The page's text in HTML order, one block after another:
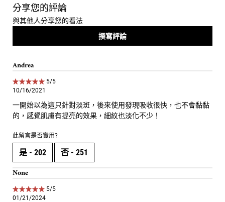
分享您的評論
與其他人分享您的看法
撰寫評論
Andrea
5 out of 5 stars.
5/5
10/16/2021
一開始以為這只針對淡斑，後來使用發現吸收很快，也不會黏黏
的，感覺肌膚有提亮的效果，細紋也淡化不少！
此留言是否實用?
是 - 202 否 - 251
None
5 out of 5 stars.
5/5
01/21/2024